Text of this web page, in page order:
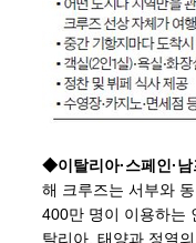
◆이탈리아·스페인·
해 크루즈는 서부와
400만 명이 이용하는
탈리아, 태양과 정열